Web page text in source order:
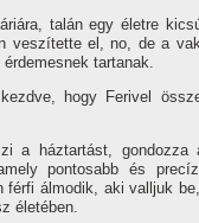
ta­lán egy életre
veszí­tette el, no, de a
tartanak.
hogy Ferivel
a háztar­tást,
pontosabb és
álmodik, aki valljuk
életében.